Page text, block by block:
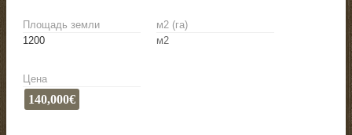
Площадь земли
1200
м2 (га)
м2
Цена
140,000€